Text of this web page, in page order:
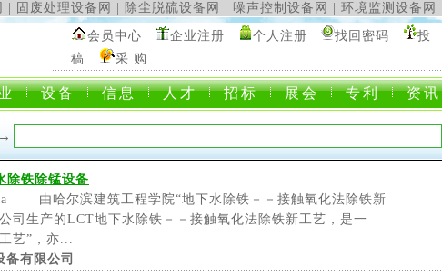
固废处理设备网 除尘脱硫设备网 噪声控制设备网 环境监测设备网
会员中心 企业注册 个人注册 找回密码
投
稿
采 购
客服电话:13392555277
设备 信息 人才 招标 展会 专利 资讯
→
除铁除锰设备
由哈尔滨建筑工程学院“地下水除铁－－接触氧化法除铁新
司生产的LCT地下水除铁－－接触氧化法除铁新工艺，是一
艺”，亦...
备有限公司